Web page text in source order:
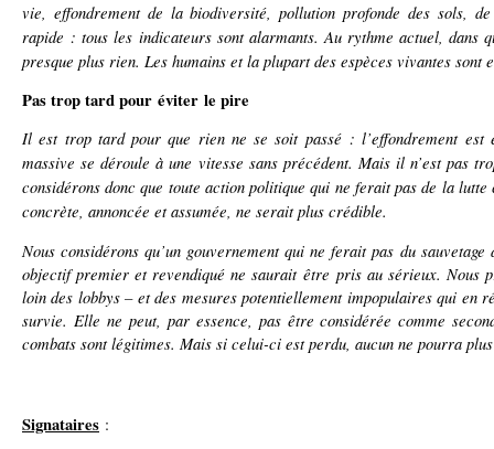
vie, effondrement de la biodiversité, pollution profonde des sols,
rapide : tous les indicateurs sont alarmants. Au rythme actuel, dans
presque plus rien. Les humains et la plupart des espèces vivantes sont
Pas trop tard pour éviter le pire
Il est trop tard pour que rien ne se soit passé : l’effondrement est
massive se déroule à une vitesse sans précédent. Mais il n’est pas
considérons donc que toute action politique qui ne ferait pas de la
concrète, annoncée et assumée, ne serait plus crédible.
Nous considérons qu’un gouvernement qui ne ferait pas du
objectif premier et revendiqué ne saurait être pris au sérieux. Nous
loin des lobbys – et des mesures potentiellement impopulaires qui en
survie. Elle ne peut, par essence, pas être considérée comme
combats sont légitimes. Mais si celui-ci est perdu, aucun ne pourra
Signataires :